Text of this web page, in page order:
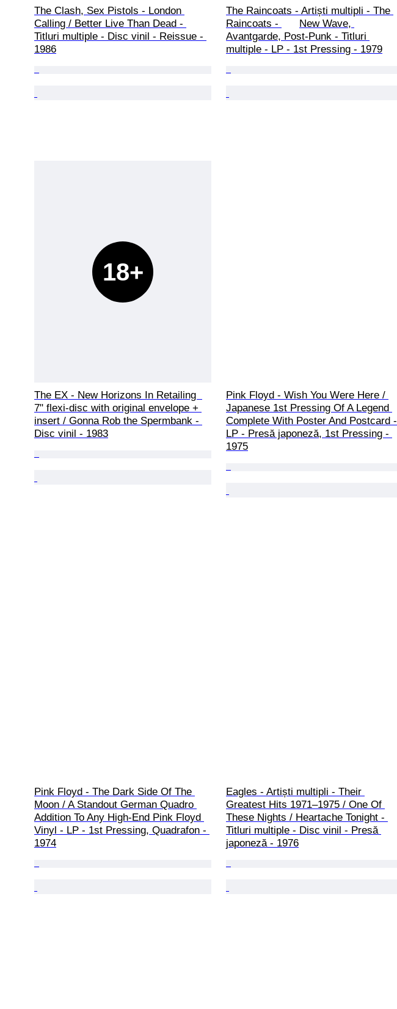
The Clash, Sex Pistols - London
Calling / Better Live Than Dead -
Titluri multiple - Disc vinil - Reissue -
1986
The Raincoats - Artiști multipli - The
Raincoats - 	New Wave,
Avantgarde, Post-Punk - Titluri
multiple - LP - 1st Pressing - 1979
18+
The EX - New Horizons In Retailing
7" flexi-disc with original envelope +
insert / Gonna Rob the Spermbank -
Disc vinil - 1983
Pink Floyd - Wish You Were Here /
Japanese 1st Pressing Of A Legend
Complete With Poster And Postcard -
LP - Presă japoneză, 1st Pressing -
1975
Pink Floyd - The Dark Side Of The
Moon / A Standout German Quadro
Addition To Any High-End Pink Floyd
Vinyl - LP - 1st Pressing, Quadrafon -
1974
Eagles - Artiști multipli - Their
Greatest Hits 1971–1975 / One Of
These Nights / Heartache Tonight -
Titluri multiple - Disc vinil - Presă
japoneză - 1976